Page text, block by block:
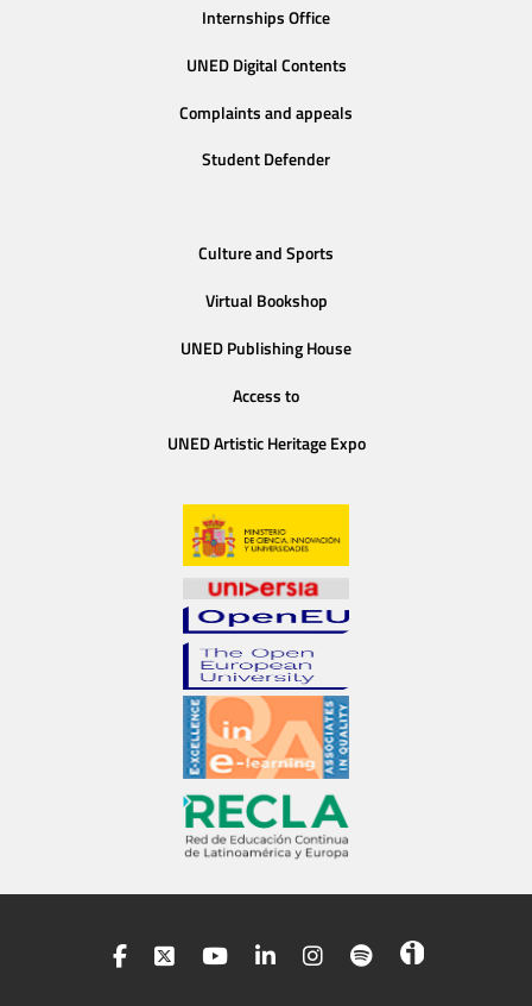
Internships Office
UNED Digital Contents
Complaints and appeals
Student Defender
Culture and Sports
Virtual Bookshop
UNED Publishing House
Access to
UNED Artistic Heritage Expo